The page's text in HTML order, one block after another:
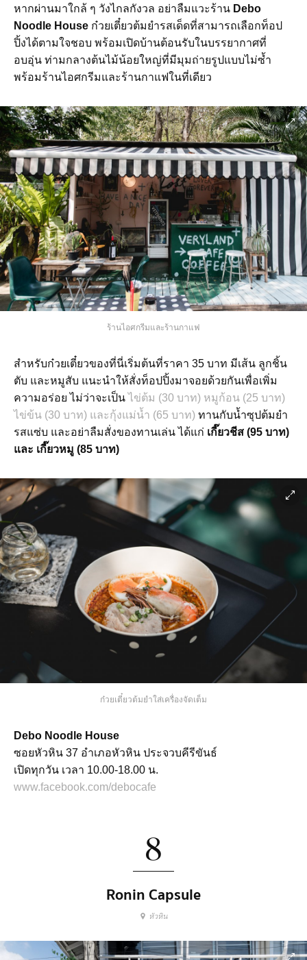
หากผ่านมาใกล้ ๆ วังไกลกังวล อย่าลืมแวะร้าน Debo
Noodle House ก๋วยเตี๋ยวต้มยำรสเด็ดที่สามารถเลือกท็อป
ปิ้งได้ตามใจชอบ พร้อมเปิดบ้านต้อนรับในบรรยากาศที่
อบอุ่น ท่ามกลางต้นไม้น้อยใหญ่ที่มีมุมถ่ายรูปแบบไม่ซ้ำ
พร้อมร้านไอศกรีมและร้านกาแฟในที่เดียว
ร้านไอศกรีมและร้านกาแฟ
สำหรับก๋วยเตี๋ยวของที่นี่เริ่มต้นที่ราคา 35 บาท มีเส้น ลูกชิ้น
ตับ และหมูสับ แนะนำให้สั่งท็อปปิ้งมาจอยด้วยกันเพื่อเพิ่ม
ความอร่อย ไม่ว่าจะเป็นไข่ต้ม (30 บาท) หมูก้อน (25 บาท)
ไข่ข้น (30 บาท) และกุ้งแม่น้ำ (65 บาท) ทานกับน้ำซุปต้มยำ
รสแซ่บ และอย่าลืมสั่งของทานเล่น ได้แก่ เกี๊ยวชีส (95 บาท)
และ เกี๊ยวหมู (85 บาท)
ก๋วยเตี๋ยวต้มยำใส่เครื่องจัดเต็ม
Debo Noodle House
ซอยหัวหิน 37 อำเภอหัวหิน ประจวบคีรีขันธ์
เปิดทุกวัน เวลา 10.00-18.00 น.
www.facebook.com/debocafe
8
Ronin Capsule
หัวหิน